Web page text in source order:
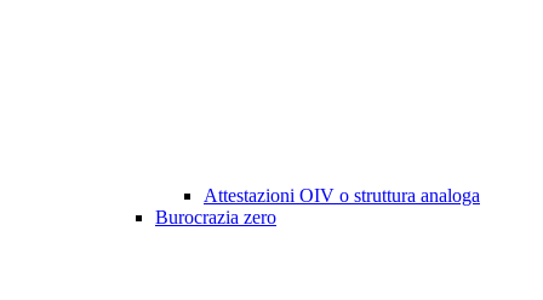
Attestazioni OIV o struttura analoga
Burocrazia zero